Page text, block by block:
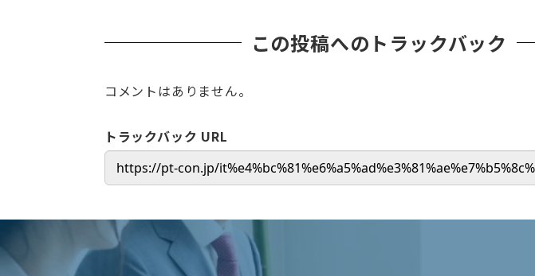
この投稿へのトラックバック
コメントはありません。
トラックバック URL